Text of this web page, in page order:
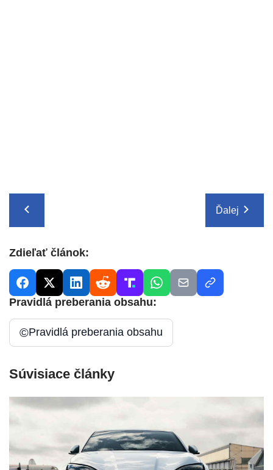
Ďalej
Zdieľať článok:
Pravidlá preberania obsahu:
©Pravidlá preberania obsahu
Súvisiace články